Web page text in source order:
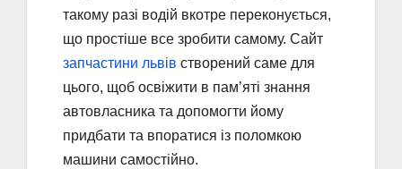
такому разі водій вкотре переконується,
що простіше все зробити самому. Сайт
запчастини львів створений саме для
цього, щоб освіжити в пам’яті знання
автовласника та допомогти йому
придбати та впоратися із поломкою
машини самостійно.